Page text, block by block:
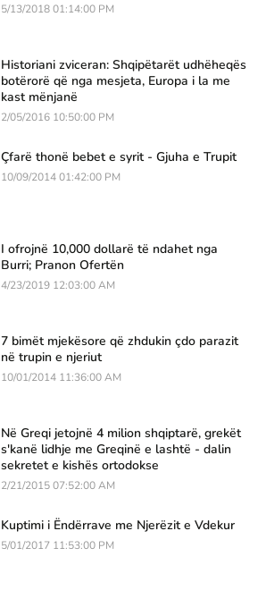
5/13/2018 01:14:00 PM
Historiani zviceran: Shqipëtarët udhëheqës
botërorë që nga mesjeta, Europa i la me
kast mënjanë
2/05/2016 10:50:00 PM
Çfarë thonë bebet e syrit - Gjuha e Trupit
10/09/2014 01:42:00 PM
I ofrojnë 10,000 dollarë të ndahet nga
Burri; Pranon Ofertën
4/23/2019 12:03:00 AM
7 bimët mjekësore që zhdukin çdo parazit
në trupin e njeriut
10/01/2014 11:36:00 AM
Në Greqi jetojnë 4 milion shqiptarë, grekët
s'kanë lidhje me Greqinë e lashtë - dalin
sekretet e kishës ortodokse
2/21/2015 07:52:00 AM
Kuptimi i Ëndërrave me Njerëzit e Vdekur
5/01/2017 11:53:00 PM